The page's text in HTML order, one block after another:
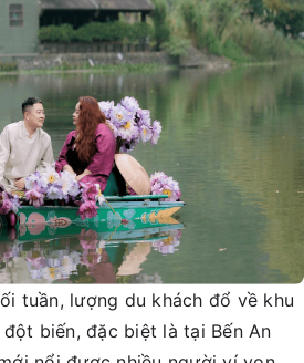
tuần, lượng du khách đổ về khu
biến, đặc biệt là tại Bến An